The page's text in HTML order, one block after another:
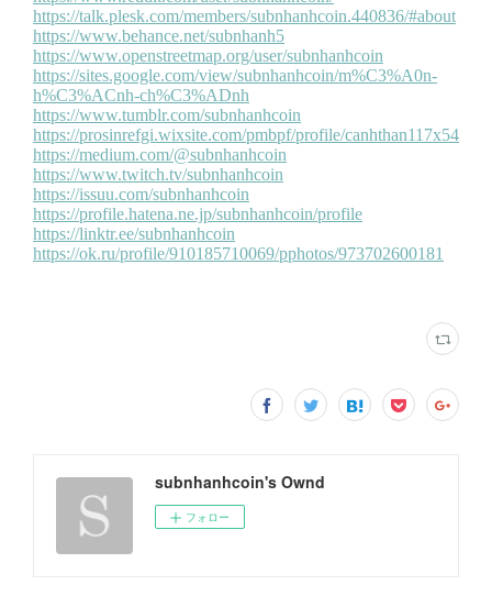
subnhanhcoin's Ownd
フォロー